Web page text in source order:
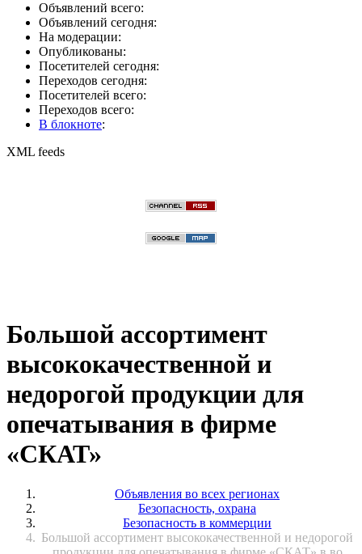
Объявлений всего:
Объявлений сегодня:
На модерации:
Опубликованы:
Посетителей сегодня:
Переходов сегодня:
Посетителей всего:
Переходов всего:
В блокноте:
XML feeds
Большой ассортимент
высококачественной и
недорогой продукции для
опечатывания в фирме
«СКАТ»
Объявления во всех регионах
Безопасность, охрана
Безопасность в коммерции
Большой ассортимент высококачественной и недорогой